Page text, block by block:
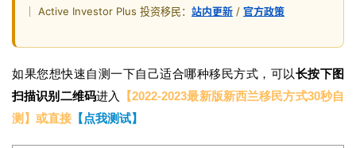
｜ Active Investor Plus 投资移民： 站内更新 / 官方政策
如果您想快速自测一下自己适合哪种移民方式，可以长按下图
扫描识别二维码进入
【2022-2023最新版新西兰移民方式30秒自
测】或直接 【点我测试】